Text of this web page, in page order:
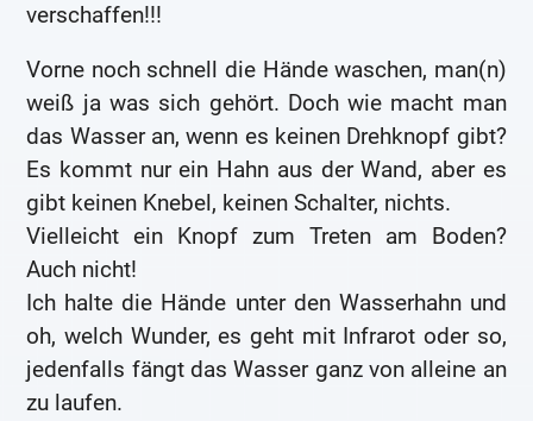
verschaffen!!!
Vorne noch schnell die Hände waschen, man(n)
weiß ja was sich gehört. Doch wie macht man
das Wasser an, wenn es keinen Drehknopf gibt?
Es kommt nur ein Hahn aus der Wand, aber es
gibt keinen Knebel, keinen Schalter, nichts.
Vielleicht ein Knopf zum Treten am Boden?
Auch nicht!
Ich halte die Hände unter den Wasserhahn und
oh, welch Wunder, es geht mit Infrarot oder so,
jedenfalls fängt das Wasser ganz von alleine an
zu laufen.